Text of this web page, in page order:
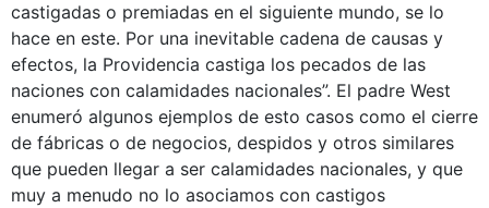
castigadas o premiadas en el siguiente mundo, se lo
hace en este. Por una inevitable cadena de causas y
efectos, la Providencia castiga los pecados de las
naciones con calamidades nacionales”. El padre West
enumeró algunos ejemplos de esto casos como el cierre
de fábricas o de negocios, despidos y otros similares
que pueden llegar a ser calamidades nacionales, y que
muy a menudo no lo asociamos con castigos